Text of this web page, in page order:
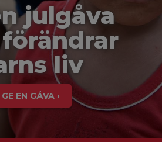
julgåva
liv
GE EN GÅVA ›